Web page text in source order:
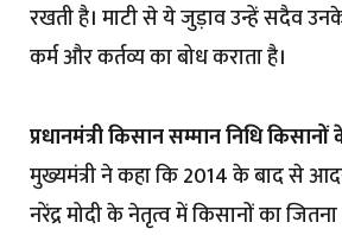
रखती है। माटी से ये जुड़ाव उन्हें सदैव
कर्म और कर्तव्य का बोध कराता है।
प्रधानमंत्री किसान सम्मान निधि
मुख्यमंत्री ने कहा कि 2014 के बाद से
नरेंद्र मोदी के नेतृत्व में किसानों का